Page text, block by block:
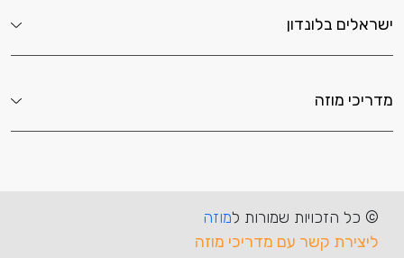
לפרטים והזמנה
ישראלים בלונדון
מדריכי מוזה
© כל הזכויות שמורות למוזה
ליצירת קשר עם מדריכי מוזה